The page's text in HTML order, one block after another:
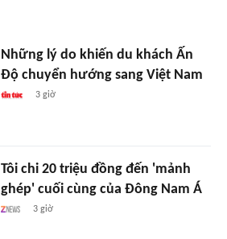
Những lý do khiến du khách Ấn
Độ chuyển hướng sang Việt Nam
3 giờ
Tôi chi 20 triệu đồng đến 'mảnh
ghép' cuối cùng của Đông Nam Á
3 giờ